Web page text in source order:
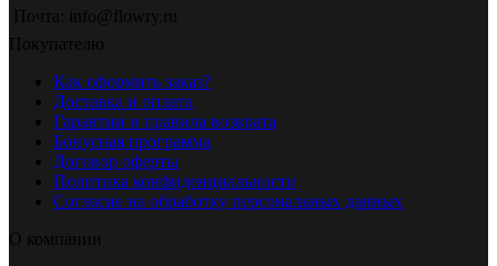
Почта: info@flowry.ru
Покупателю
Как оформить заказ?
Доставка и оплата
Гарантии и правила возврата
Бонусная программа
Договор оферты
Политика конфиденциальности
Согласие на обработку персональных данных
О компании